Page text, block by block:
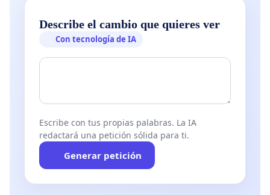
Describe el cambio que quieres ver
Con tecnología de IA
Escribe con tus propias palabras. La IA
redactará una petición sólida para ti.
Generar petición